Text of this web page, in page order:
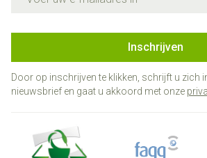
Inschrijven
Door op inschrijven te klikken, schrijft u zich
nieuwsbrief en gaat u akkoord met onze